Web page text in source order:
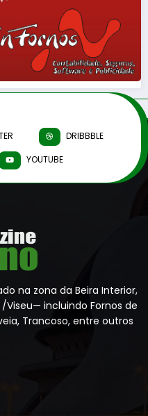
DRIBBBLE
YOUTUBE
na zona da Beira Interior,
incluindo Fornos de
Trancoso, entre outros